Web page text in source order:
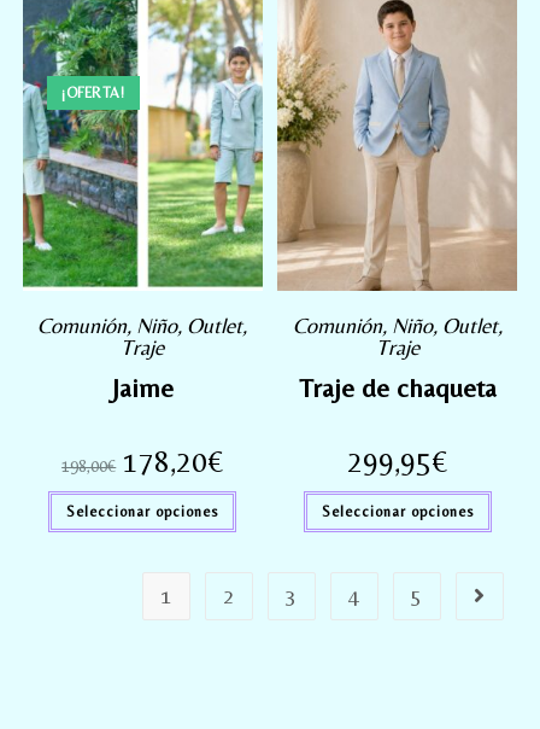
¡OFERTA!
Comunión, Niño, Outlet,
Traje
Jaime
198,00€ 178,20€
Seleccionar opciones
Comunión, Niño, Outlet,
Traje
Traje de chaqueta
299,95€
Seleccionar opciones
1 2 3 4 5